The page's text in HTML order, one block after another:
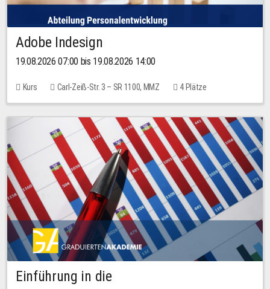
Adobe Indesign
19.08.2026 07:00 bis 19.08.2026 14:00
Kurs Carl-Zeiß-Str. 3 – SR 1100, MMZ 4 Plätze
Einführung in die